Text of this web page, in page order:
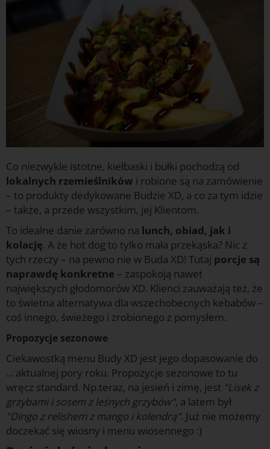
Co niezwykle istotne, kiełbaski i bułki pochodzą od
lokalnych rzemieślników i robione są na zamówienie
– to produkty dedykowane Budzie XD, a co za tym idzie
– także, a przede wszystkim, jej Klientom.
To idealne danie zarówno na lunch, obiad, jak i
kolację. A że hot dog to tylko mała przekąska? Nic z
tych rzeczy – na pewno nie w Buda XD! Tutaj porcje są
naprawdę konkretne – zaspokoją nawet
największych głodomorów XD. Klienci zauważają też, że
to świetna alternatywa dla wszechobecnych kebabów –
coś innego, świeżego i zrobionego z pomysłem.
Propozycje sezonowe
Ciekawostką menu Budy XD jest jego dopasowanie do
... aktualnej pory roku. Propozycje sezonowe to tu
wręcz standard. Np.teraz, na jesień i zimę, jest "Lisek z
grzybami i sosem z leśnych grzybów", a latem był
"Dingo z relishem z mango i kolendrą". Już nie możemy
doczekać się wiosny i menu wiosennego :)